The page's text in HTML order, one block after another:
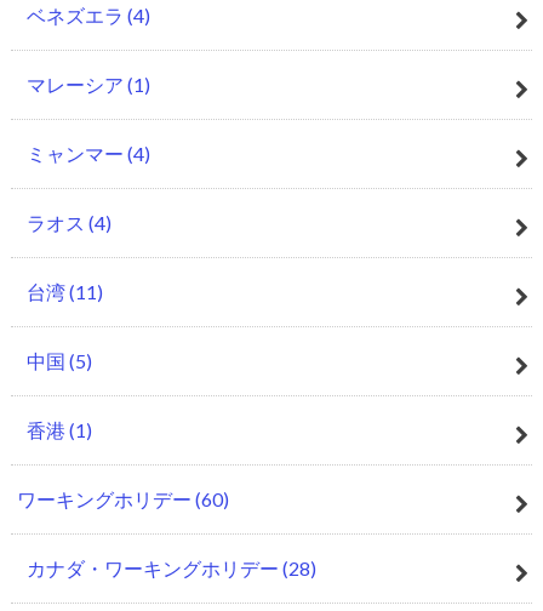
ベネズエラ (4)
マレーシア (1)
ミャンマー (4)
ラオス (4)
台湾(11)
中国 (5)
香港 (1)
ワーキングホリデー (60)
カナダ・ワーキングホリデー (28)